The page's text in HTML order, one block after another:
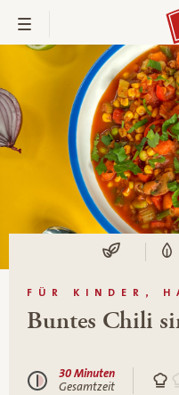
FÜR KINDER,
Buntes Chili
30 Minuten
Gesamtzeit